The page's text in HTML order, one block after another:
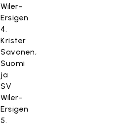
Wiler-
Ersigen
4.
Krister
Savonen,
Suomi
ja
SV
Wiler-
Ersigen
5.